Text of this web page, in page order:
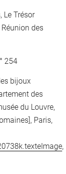
Le Trésor
des
254
bijoux
des
du Louvre,
Paris,
,